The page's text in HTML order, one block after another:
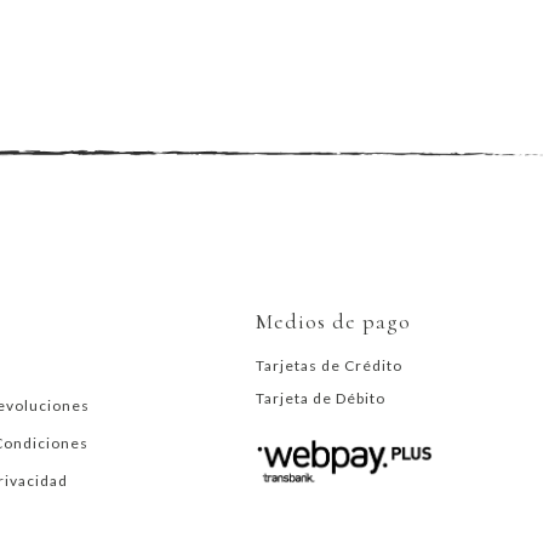
Medios de pago
Tarjetas de Crédito
Tarjeta de Débito